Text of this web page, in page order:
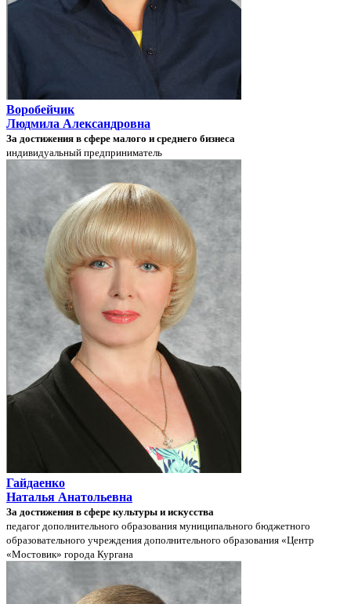
Воробейчик
Людмила Александровна
За достижения в сфере малого и среднего бизнеса
индивидуальный предприниматель
Гайдаенко
Наталья Анатольевна
За достижения в сфере культуры и искусства
педагог дополнительного образования муниципального бюджетного
образовательного учреждения дополнительного образования «Центр
«Мостовик» города Кургана